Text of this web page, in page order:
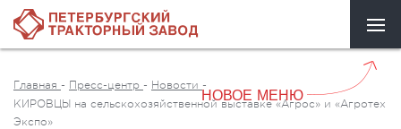
НОВОЕ МЕНЮ
Главная - Пресс-центр - Новости -
КИРОВЦЫ на сельскохозяйственной выставке «Агрос» и «Агротех
Экспо»